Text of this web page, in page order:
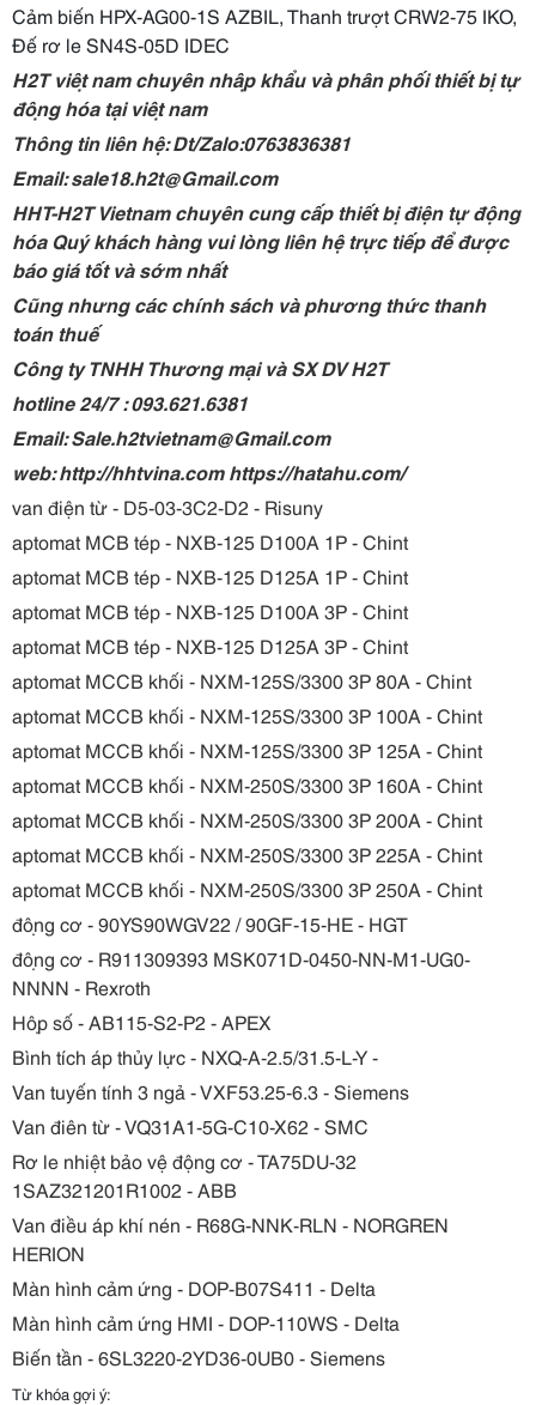
Cảm biến HPX-AG00-1S AZBIL, Thanh trượt CRW2-75 IKO,
Đế rơ le SN4S-05D IDEC
H2T việt nam chuyên nhập khẩu và phân phối thiết bị tự
động hóa tại việt nam
Thông tin liên hệ: Dt/Zalo:0763836381
Email: sale18.h2t@Gmail.com
HHT-H2T Vietnam chuyên cung cấp thiết bị điện tự động
hóa Quý khách hàng vui lòng liên hệ trực tiếp để được
báo giá tốt và sớm nhất
Cũng nhưng các chính sách và phương thức thanh
toán thuế
Công ty TNHH Thương mại và SX DV H2T
hotline 24/7 : 093.621.6381
Email: Sale.h2tvietnam@Gmail.com
web: http://hhtvina.com https://hatahu.com/
van điện từ - D5-03-3C2-D2 - Risuny
aptomat MCB tép - NXB-125 D100A 1P - Chint
aptomat MCB tép - NXB-125 D125A 1P - Chint
aptomat MCB tép - NXB-125 D100A 3P - Chint
aptomat MCB tép - NXB-125 D125A 3P - Chint
aptomat MCCB khối - NXM-125S/3300 3P 80A - Chint
aptomat MCCB khối - NXM-125S/3300 3P 100A - Chint
aptomat MCCB khối - NXM-125S/3300 3P 125A - Chint
aptomat MCCB khối - NXM-250S/3300 3P 160A - Chint
aptomat MCCB khối - NXM-250S/3300 3P 200A - Chint
aptomat MCCB khối - NXM-250S/3300 3P 225A - Chint
aptomat MCCB khối - NXM-250S/3300 3P 250A - Chint
động cơ - 90YS90WGV22 / 90GF-15-HE - HGT
động cơ - R911309393 MSK071D-0450-NN-M1-UG0-
NNNN - Rexroth
Hộp số - AB115-S2-P2 - APEX
Bình tích áp thủy lực - NXQ-A-2.5/31.5-L-Y -
Van tuyến tính 3 ngả - VXF53.25-6.3 - Siemens
Van điên từ - VQ31A1-5G-C10-X62 - SMC
Rơ le nhiệt bảo vệ động cơ - TA75DU-32
1SAZ321201R1002 - ABB
Van điều áp khí nén - R68G-NNK-RLN - NORGREN
HERION
Màn hình cảm ứng - DOP-B07S411 - Delta
Màn hình cảm ứng HMI - DOP-110WS - Delta
Biến tần - 6SL3220-2YD36-0UB0 - Siemens
Từ khóa gợi ý: